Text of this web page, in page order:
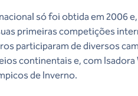
só foi obtida em 2006
primeiras competições
participaram de diversos
continentais e, com Isadora
de Inverno.